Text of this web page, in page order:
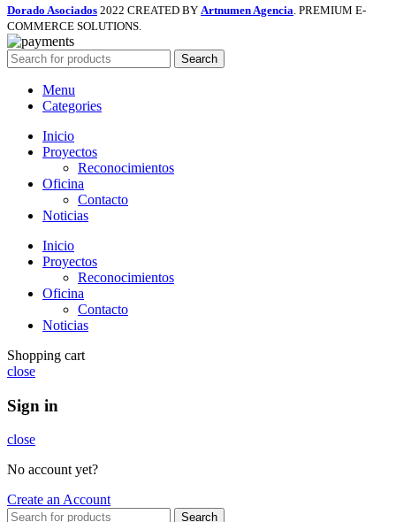
Dorado Asociados 2022 CREATED BY Artnumen Agencia . PREMIUM E-
COMMERCE SOLUTIONS.
Search
Menu
Categories
Inicio
Proyectos
Reconocimientos
Oficina
Contacto
Noticias
Inicio
Proyectos
Reconocimientos
Oficina
Contacto
Noticias
Shopping cart
close
Sign in
close
No account yet?
Create an Account
Search